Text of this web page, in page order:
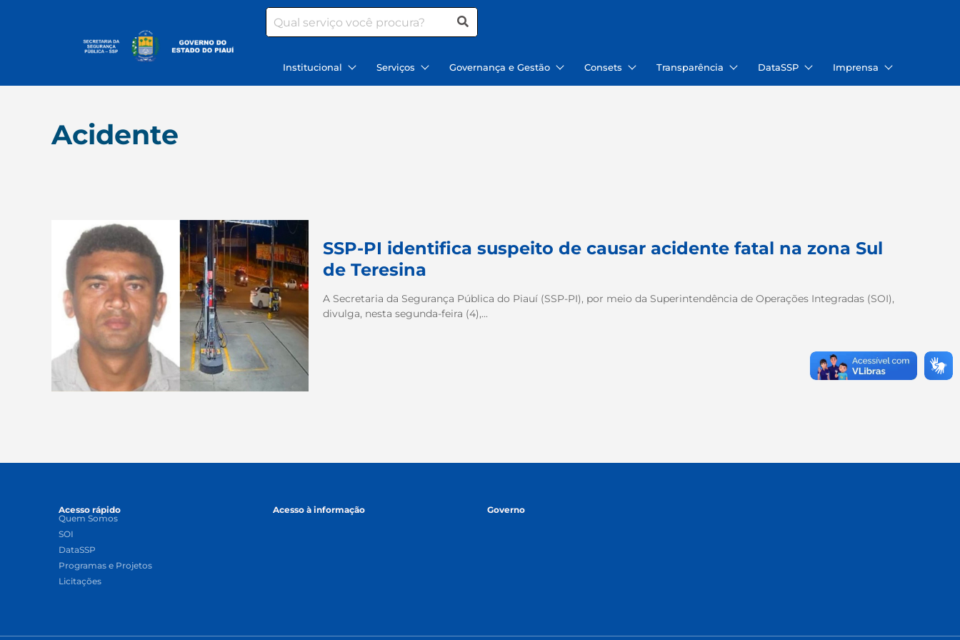
Search
Institucional Serviços Governança e Gestão Consets Transparência DataSSP Imprensa
Acidente
SSP-PI identifica suspeito de causar acidente fatal na zona Sul
de Teresina
A Secretaria da Segurança Pública do Piauí (SSP-PI), por meio da Superintendência de Operações Integradas (SOI),
divulga, nesta segunda-feira (4),...
Acesso rápido
Quem Somos
SOI
DataSSP
Programas e Projetos
Licitações
Acesso à informação Governo